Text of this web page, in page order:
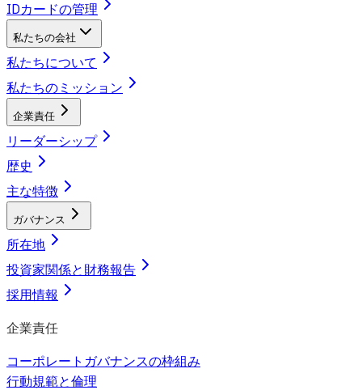
IDカードの管理
私たちの会社
私たちについて
私たちのミッション
企業責任
リーダーシップ
歴史
主な特徴
ガバナンス
所在地
投資家関係と財務報告
採用情報
企業責任
コーポレートガバナンスの枠組み
行動規範と倫理